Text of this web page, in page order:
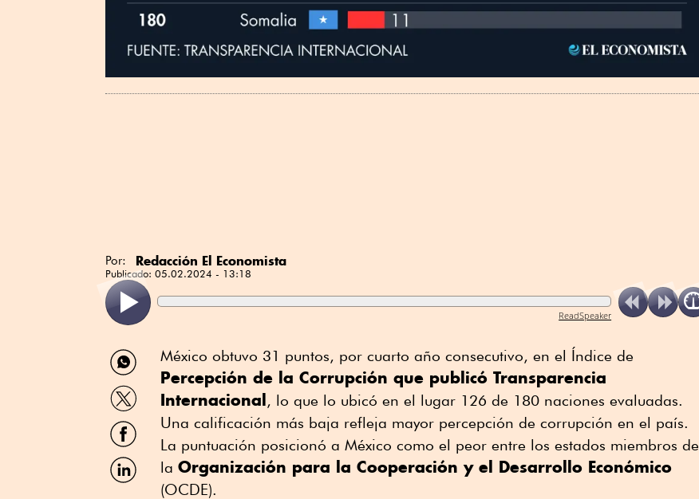
Por: Redacción El Economista
Publicado: 05.02.2024 - 13:18
ReadSpeaker
Compartir
por
WhatsApp
Compartir
por
Twitter
Compartir
por
Facebook
Compartir
por
México obtuvo 31 puntos, por cuarto año consecutivo, en el Índice de
Percepción de la Corrupción que publicó Transparencia
Internacional, lo que lo ubicó en el lugar 126 de 180 naciones evaluadas.
Una calificación más baja refleja mayor percepción de corrupción en el país.
La puntuación posicionó a México como el peor entre los estados miembros de
la Organización para la Cooperación y el Desarrollo Económico
(OCDE).